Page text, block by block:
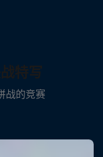
特写
战的竞赛